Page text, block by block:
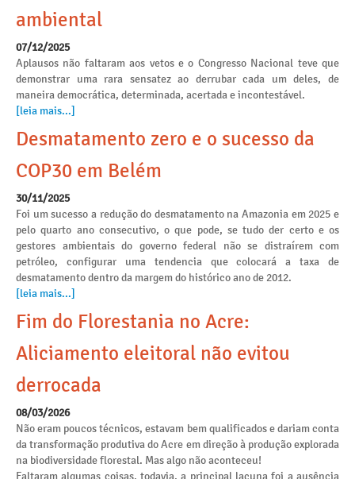
ambiental
07/12/2025
Aplausos não faltaram aos vetos e o Congresso Nacional teve que
demonstrar uma rara sensatez ao derrubar cada um deles, de
maneira democrática, determinada, acertada e incontestável.
[leia mais...]
Desmatamento zero e o sucesso da
COP30 em Belém
30/11/2025
Foi um sucesso a redução do desmatamento na Amazonia em 2025 e
pelo quarto ano consecutivo, o que pode, se tudo der certo e os
gestores ambientais do governo federal não se distraírem com
petróleo, configurar uma tendencia que colocará a taxa de
desmatamento dentro da margem do histórico ano de 2012.
[leia mais...]
Fim do Florestania no Acre:
Aliciamento eleitoral não evitou
derrocada
08/03/2026
Não eram poucos técnicos, estavam bem qualificados e dariam conta
da transformação produtiva do Acre em direção à produção explorada
na biodiversidade florestal. Mas algo não aconteceu!
Faltaram algumas coisas, todavia, a principal lacuna foi a ausência